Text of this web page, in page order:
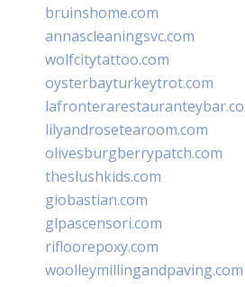
bruinshome.com
annascleaningsvc.com
wolfcitytattoo.com
oysterbayturkeytrot.com
lilyandrosetearoom.com
olivesburgberrypatch.com
theslushkids.com
giobastian.com
glpascensori.com
rifloorepoxy.com
woolleymillingandpaving.com